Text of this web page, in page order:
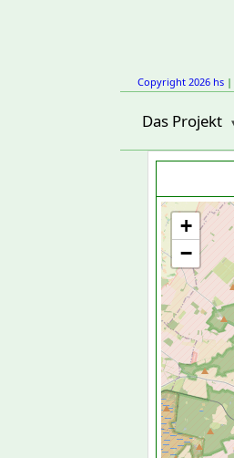
Copyright 2026 hs |
Das Projekt
+
−